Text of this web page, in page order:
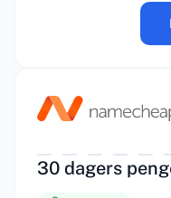
30 dagers